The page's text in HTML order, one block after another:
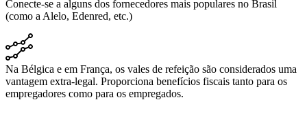
Conecte-se a alguns dos fornecedores mais populares no Brasil
(como a Alelo, Edenred, etc.)
Na Bélgica e em França, os vales de refeição são considerados uma
vantagem extra-legal. Proporciona benefícios fiscais tanto para os
empregadores como para os empregados.